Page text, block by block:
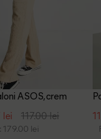
ASOS, crem
lei 117.00 lei
179.00 lei